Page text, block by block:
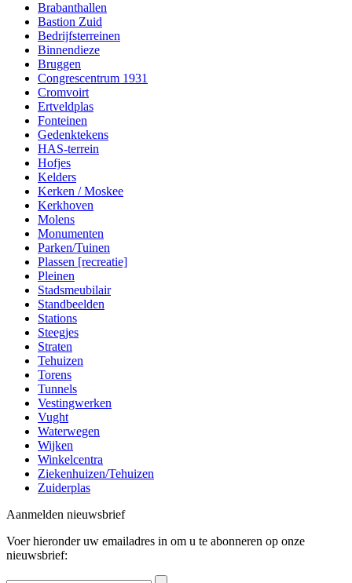
Brabanthallen
Bastion Zuid
Bedrijfsterreinen
Binnendieze
Bruggen
Congrescentrum 1931
Cromvoirt
Ertveldplas
Fonteinen
Gedenktekens
HAS-terrein
Hofjes
Kelders
Kerken / Moskee
Kerkhoven
Molens
Monumenten
Parken/Tuinen
Plassen [recreatie]
Pleinen
Stadsmeubilair
Standbeelden
Stations
Steegjes
Straten
Tehuizen
Torens
Tunnels
Vestingwerken
Vught
Waterwegen
Wijken
Winkelcentra
Ziekenhuizen/Tehuizen
Zuiderplas
Aanmelden nieuwsbrief
Voer hieronder uw emailadres in om u te abonneren op onze
nieuwsbrief: